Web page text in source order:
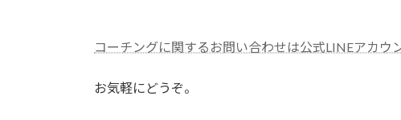
コーチングに関するお問い合わせは公式LINEアカウ
お気軽にどうぞ。